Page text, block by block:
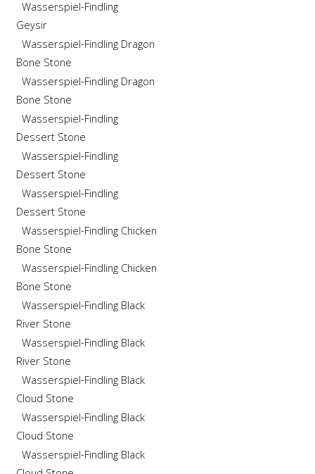
Wasserspiel-Findling
Geysir
Wasserspiel-Findling Dragon
Bone Stone
Wasserspiel-Findling Dragon
Bone Stone
Wasserspiel-Findling
Dessert Stone
Wasserspiel-Findling
Dessert Stone
Wasserspiel-Findling
Dessert Stone
Wasserspiel-Findling Chicken
Bone Stone
Wasserspiel-Findling Chicken
Bone Stone
Wasserspiel-Findling Black
River Stone
Wasserspiel-Findling Black
River Stone
Wasserspiel-Findling Black
Cloud Stone
Wasserspiel-Findling Black
Cloud Stone
Wasserspiel-Findling Black